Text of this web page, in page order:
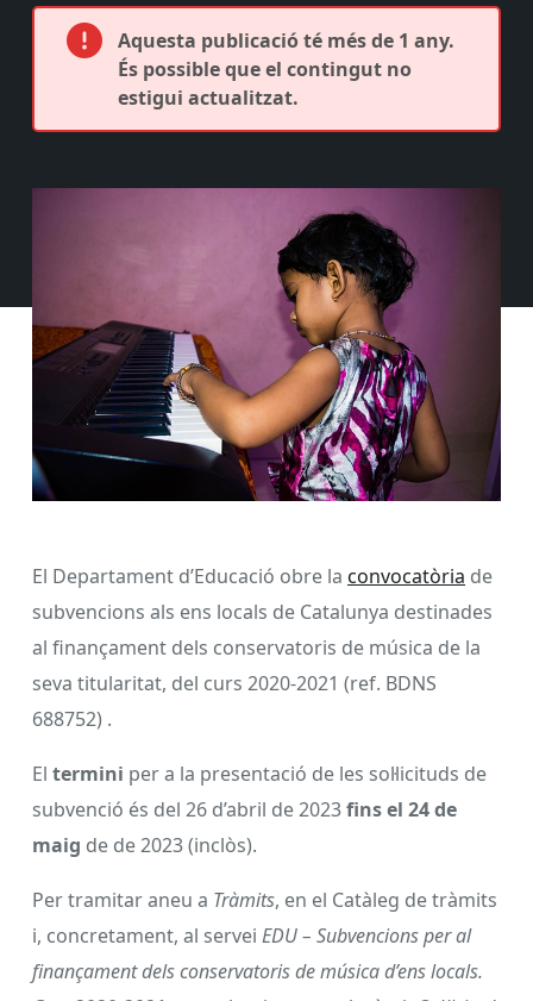
Aquesta publicació té més de 1 any.
És possible que el contingut no
estigui actualitzat.
El Departament d’Educació obre la convocatòria de
subvencions als ens locals de Catalunya destinades
al finançament dels conservatoris de música de la
seva titularitat, del curs 2020-2021 (ref. BDNS
688752) .
El termini per a la presentació de les sol·licituds de
subvenció és del 26 d’abril de 2023fins el 24 de
maig de de 2023 (inclòs).
Per tramitar aneu a Tràmits, en el Catàleg de tràmits
i, concretament, al servei EDU – Subvencions per al
finançament dels conservatoris de música d’ens locals.